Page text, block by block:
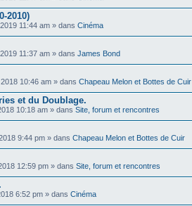
2010)
11:44 am » dans Cinéma
11:37 am » dans James Bond
10:46 am » dans Chapeau Melon et Bottes de Cuir
et du Doublage.
10:18 am » dans Site, forum et rencontres
9:44 pm » dans Chapeau Melon et Bottes de Cuir
12:59 pm » dans Site, forum et rencontres
6:52 pm » dans Cinéma